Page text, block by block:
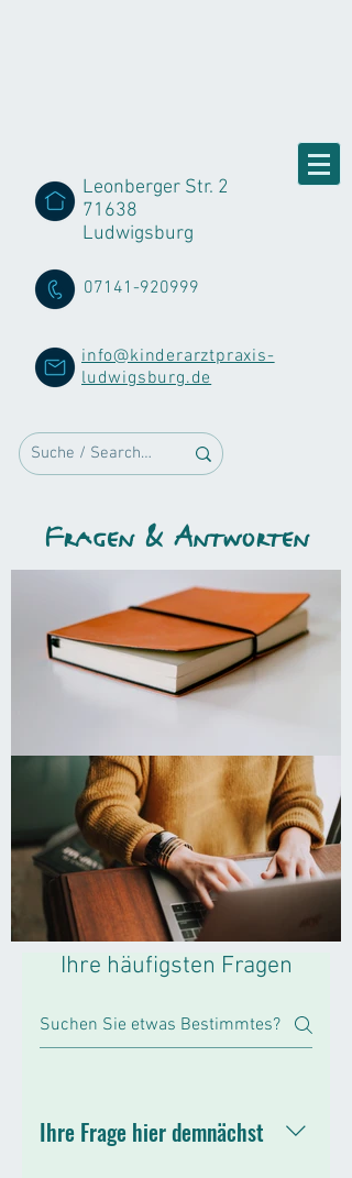
Leonberger Str. 2
71638
Ludwigsburg
07141-920999
info@kinderarztpraxis-
ludwigsburg.de
Fragen & Antworten
Ihre häufigsten Fragen
Ihre Frage hier demnächst